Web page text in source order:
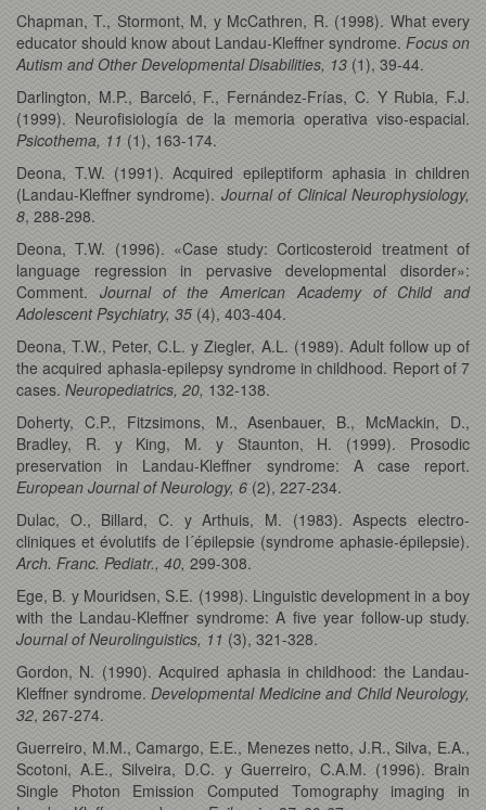
Chapman, T., Stormont, M, y McCathren, R. (1998). What every
educator should know about Landau-Kleffner syndrome. Focus on
Autism and Other Developmental Disabilities, 13 (1), 39-44.
Darlington, M.P., Barceló, F., Fernández-Frías, C. Y Rubia, F.J.
(1999). Neurofisiología de la memoria operativa viso-espacial.
Psicothema, 11 (1), 163-174.
Deona, T.W. (1991). Acquired epileptiform aphasia in children
(Landau-Kleffner syndrome). Journal of Clinical Neurophysiology,
8, 288-298.
Deona, T.W. (1996). «Case study: Corticosteroid treatment of
language regression in pervasive developmental disorder»:
Comment. Journal of the American Academy of Child and
Adolescent Psychiatry, 35 (4), 403-404.
Deona, T.W., Peter, C.L. y Ziegler, A.L. (1989). Adult follow up of
the acquired aphasia-epilepsy syndrome in childhood. Report of 7
cases. Neuropediatrics, 20, 132-138.
Doherty, C.P., Fitzsimons, M., Asenbauer, B., McMackin, D.,
Bradley, R. y King, M. y Staunton, H. (1999). Prosodic
preservation in Landau-Kleffner syndrome: A case report.
European Journal of Neurology, 6 (2), 227-234.
Dulac, O., Billard, C. y Arthuis, M. (1983). Aspects electro-
cliniques et évolutifs de l´épilepsie (syndrome aphasie-épilepsie).
Arch. Franc. Pediatr., 40, 299-308.
Ege, B. y Mouridsen, S.E. (1998). Linguistic development in a boy
with the Landau-Kleffner syndrome: A five year follow-up study.
Journal of Neurolinguistics, 11 (3), 321-328.
Gordon, N. (1990). Acquired aphasia in childhood: the Landau-
Kleffner syndrome. Developmental Medicine and Child Neurology,
32, 267-274.
Guerreiro, M.M., Camargo, E.E., Menezes netto, J.R., Silva, E.A.,
Scotoni, A.E., Silveira, D.C. y Guerreiro, C.A.M. (1996). Brain
Single Photon Emission Computed Tomography imaging in